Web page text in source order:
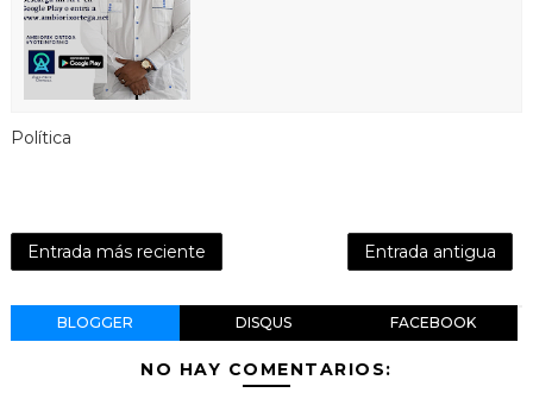
Política
Entrada más reciente Entrada antigua
BLOGGER DISQUS FACEBOOK
NO HAY COMENTARIOS: